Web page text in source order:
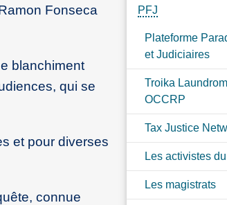
Fonseca
blanchiment
qui se
et pour diverses
connue
PFJ
Plateforme
et Judiciaires
Troika
OCCRP
Tax Justice
Les activistes
Les magistrats